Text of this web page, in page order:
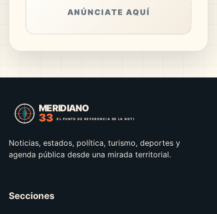
ANÚNCIATE AQUÍ
Noticias, estados, política, turismo, deportes y
agenda pública desde una mirada territorial.
Secciones